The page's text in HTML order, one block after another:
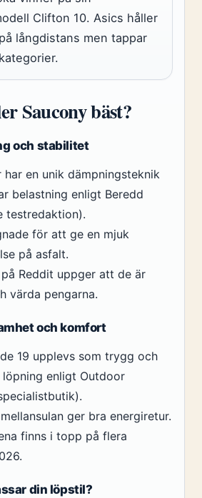
Clifton 10. Asics håller
långdistans men tappar
Saucony bäst?
och stabilitet
har en unik dämpningsteknik
belastning enligt Beredd
testredaktion).
för att ge en mjuk
på asfalt.
Reddit uppger att de är
värda pengarna.
och komfort
19 upplevs som trygg och
enligt Outdoor
mellansulan ger bra energiretur.
finns i topp på flera
din löpstil?